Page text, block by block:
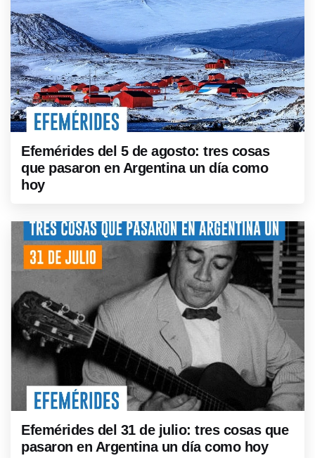
Efemérides del 5 de agosto: tres cosas
que pasaron en Argentina un día como
hoy
Efemérides del 31 de julio: tres cosas que
pasaron en Argentina un día como hoy